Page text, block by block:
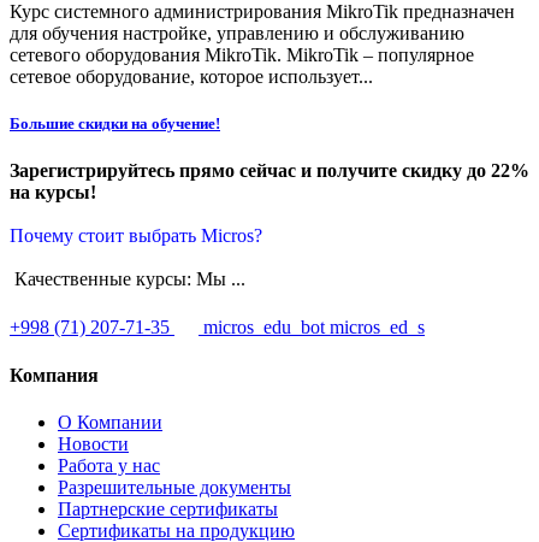
Курс системного администрирования MikroTik предназначен
для обучения настройке, управлению и обслуживанию
сетевого оборудования MikroTik. MikroTik – популярное
сетевое оборудование, которое использует...
Большие скидки на обучение!
Зарегистрируйтесь прямо сейчас и получите скидку до 22%
на курсы!
Почему стоит выбрать Micros?
Качественные курсы: Мы ...
+998 (71) 207-71-35 micros_edu_bot micros_ed_s
Компания
О Компании
Новости
Работа у нас
Разрешительные документы
Партнерские сертификаты
Сертификаты на продукцию